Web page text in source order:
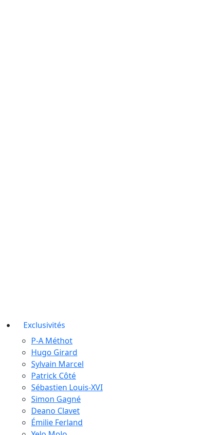
Exclusivités
P-A Méthot
Hugo Girard
Sylvain Marcel
Patrick Côté
Sébastien Louis-XVI
Simon Gagné
Deano Clavet
Émilie Ferland